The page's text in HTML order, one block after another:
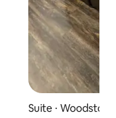
Suite ⋅ Woodstock